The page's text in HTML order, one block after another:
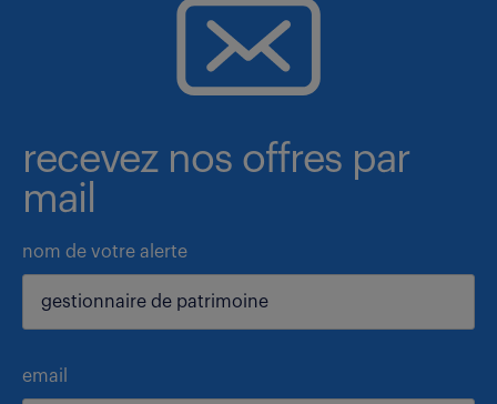
recevez nos offres par
mail
nom de votre alerte
email